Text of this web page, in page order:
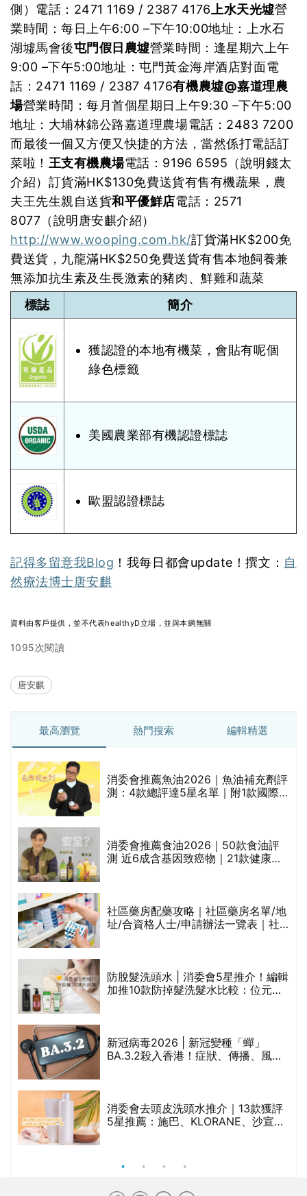
側）電話：2471 1169 / 2387 4176 上水天光墟營
業時間：每日上午6:00 –下午10:00地址：上水石
湖墟馬會後屯門假日農墟營業時間：逢星期六上午
9:00 –下午5:00地址：屯門黃金海岸酒店對面電
話：2471 1169 / 2387 4176有機農墟@嘉道理農
場營業時間：每月首個星期日上午9:30 –下午5:00
地址：大埔林錦公路嘉道理農場電話：2483 7200
而最後一個又方便又快捷的方法，當然係打電話訂
菜啦！ 王支有機農場電話：9196 6595（說明錢太
介紹）訂貨滿HK$130免費送貨有售有機蔬果，農
夫王先生親自送貨和平優鮮店電話：2571
8077（說明唐安麒介紹）
http://www.wooping.com.hk/訂貨滿HK$200免
費送貨，九龍滿HK$250免費送貨有售本地飼養兼
無添加抗生素及生長激素的豬肉、鮮雞和蔬菜
標誌
簡介
獲認證的本地有機菜，會貼有呢個
綠色標籤
美國農業部有機認證標誌
歐盟認證標誌
記得多留意我Blog ！我每日都會update！撰文： 自
然療法博士唐安麒
資料由客戶提供，並不代表healthyD立場，並與本網無關
1095次閱讀
唐安麒
最高瀏覽 熱門搜索 編輯精選
消委會推薦魚油2026｜魚油補充劑評
測：4款總評達5星名單｜附1款國際
消委會推薦食油2026｜50款食油評
測 近6成含基因致癌物｜21款健康煮
社區藥房配藥攻略｜社區藥房名單/地
址/合資格人士/申請辦法一覽表｜社
防脫髮洗頭水 | 消委會5星推介！編輯
加推10款防掉髮洗髮水比較：位元
新冠病毒2026 | 新冠變種「蟬」
BA.3.2殺入香港！症狀、傳播、風險
消委會去頭皮洗頭水推介｜13款獲評
5星推薦：施巴、KLORANE、沙宣、